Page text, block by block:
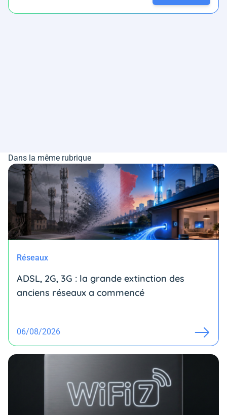
Dans la même rubrique
Réseaux
ADSL, 2G, 3G : la grande extinction des
anciens réseaux a commencé
06/08/2026